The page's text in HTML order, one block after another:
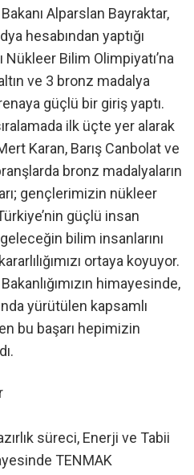
Alparslan Bayraktar,
hesabından yaptığı
Nükleer Bilim Olimpiyatı’na
ve 3 bronz madalya
güçlü bir giriş yaptı.
ilk üçte yer alarak
Karan, Barış Canbolat ve
bronz madalyaların
gençlerimizin nükleer
güçlü insan
bilim insanlarını
ortaya koyuyor.
himayesinde,
yürütülen kapsamlı
bu başarı hepimizin
süreci, Enerji ve Tabii
TENMAK